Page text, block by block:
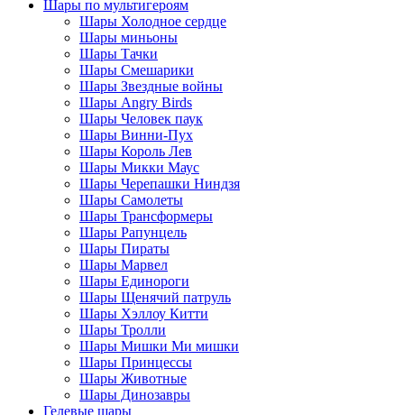
Шары по мультигероям
Шары Холодное сердце
Шары миньоны
Шары Тачки
Шары Смешарики
Шары Звездные войны
Шары Angry Birds
Шары Человек паук
Шары Винни-Пух
Шары Король Лев
Шары Микки Маус
Шары Черепашки Ниндзя
Шары Самолеты
Шары Трансформеры
Шары Рапунцель
Шары Пираты
Шары Марвел
Шары Единороги
Шары Щенячий патруль
Шары Хэллоу Китти
Шары Тролли
Шары Мишки Ми мишки
Шары Принцессы
Шары Животные
Шары Динозавры
Гелевые шары